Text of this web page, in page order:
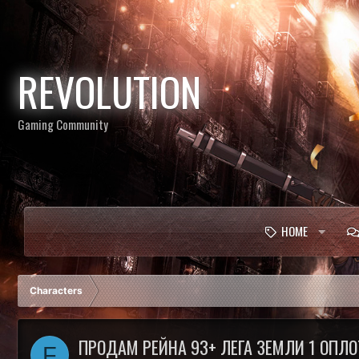
REVOLUTION
Gaming Community
HOME
Characters
ПРОДАМ РЕЙНА 93+ ЛЕГА ЗЕМЛИ 1